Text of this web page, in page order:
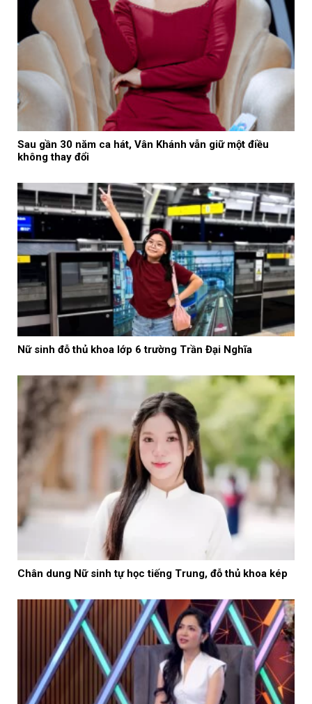
Sau gần 30 năm ca hát, Vân Khánh vẫn giữ một điều
không thay đổi
Nữ sinh đỗ thủ khoa lớp 6 trường Trần Đại Nghĩa
Chân dung Nữ sinh tự học tiếng Trung, đỗ thủ khoa kép